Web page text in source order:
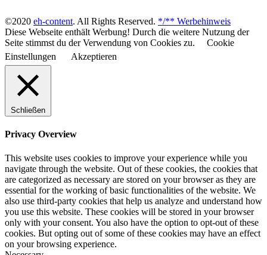
©2020 eh-content. All Rights Reserved. */** Werbehinweis
Diese Webseite enthält Werbung! Durch die weitere Nutzung der
Seite stimmst du der Verwendung von Cookies zu.
Cookie
Einstellungen
Akzeptieren
Schließen
Privacy Overview
This website uses cookies to improve your experience while you
navigate through the website. Out of these cookies, the cookies that
are categorized as necessary are stored on your browser as they are
essential for the working of basic functionalities of the website. We
also use third-party cookies that help us analyze and understand how
you use this website. These cookies will be stored in your browser
only with your consent. You also have the option to opt-out of these
cookies. But opting out of some of these cookies may have an effect
on your browsing experience.